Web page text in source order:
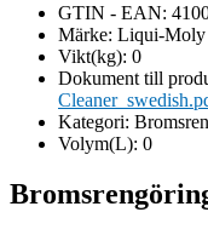
GTIN - EAN:
Märke: Liqui-Moly
Vikt(kg): 0
Dokument till
Kategori:
Volym(L): 0